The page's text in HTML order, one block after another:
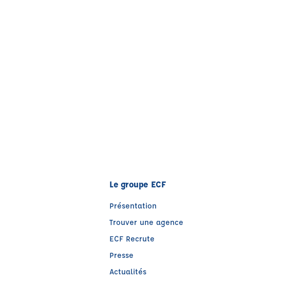
Le groupe ECF
Présentation
Trouver une agence
ECF Recrute
Presse
Actualités